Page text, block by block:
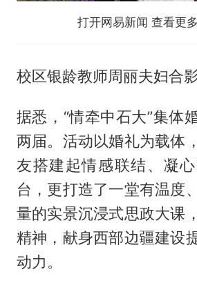
打开网易新闻 查看更
校区银龄教师周丽夫妇合
据悉，“情牵中石大”集体
两届。活动以婚礼为载体
友搭建起情感联结、凝
台，更打造了一堂有温度
量的实景沉浸式思政大课
精神，献身西部边疆建设
动力。